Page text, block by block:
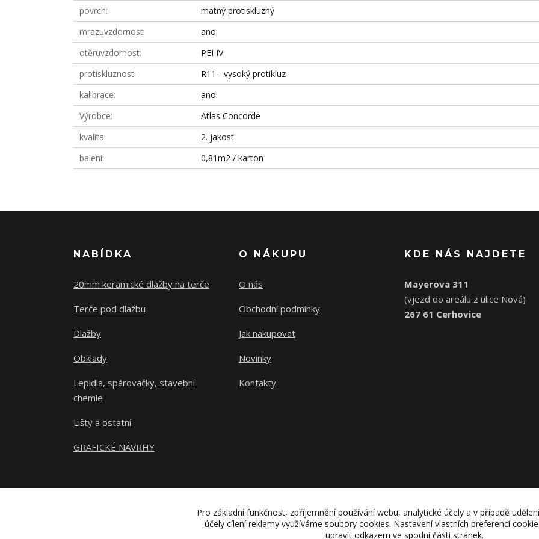
povrch
matný protiskluzný
mrazuvzdornost
ano
otěruvzdornost
PEI IV
protiskluznost
R11 - vysoký protikluz
kalibrace
ano
Výrobce
Atlas Concorde
kvalita
2. jakost
balení
0,81m2 / karton
NABÍDKA
20mm keramické dlažby na terče
Terče pod dlažbu
Dlažby
Obklady
Lepidla, spárovačky, stavební
chemie
Lišty a ostatní
GRAFICKÉ NÁVRHY
O NÁKUPU
O nás
Obchodní podmínky
Jak nakupovat
Novinky
Kontakty
KDE NÁS NAJDETE
Mayerova 311
(vjezd do areálu z ulice Nová)
267 61 Cerhovice
Upravit sběr cookies.
Pro základní funkčnost, zpříjemnění používání webu, analytické účely a v případě
účely cílení reklamy využíváme soubory cookies. Nastavení vlastních preferencí
upravit odkazem ve spodní části stránek.